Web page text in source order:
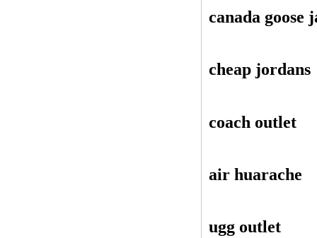
canada goose
cheap jordans
coach outlet
air huarache
ugg outlet